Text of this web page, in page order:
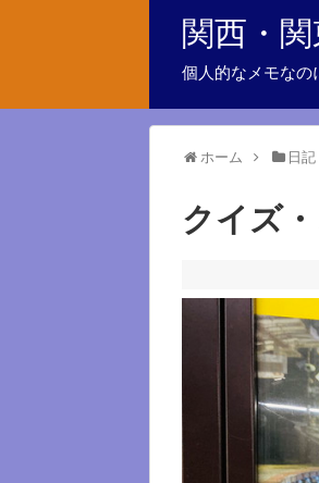
関西・
個人的なメモなの
ホーム 日記
クイズ